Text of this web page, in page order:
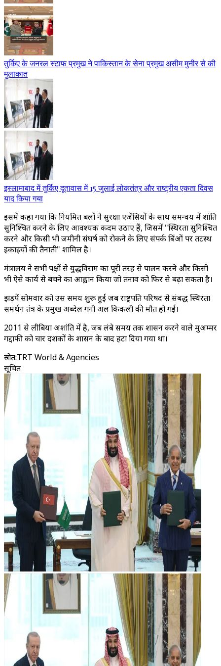
तुर्किए के जनरल स्टाफ प्रमुख ने पाकिस्तान के सेना प्रमुख असीम मुनीर से की
मुलाकात
इस्लामाबाद में तुर्किए दूतावास में 15 जुलाई लोकतंत्र और राष्ट्रीय एकता दिवस
याद किया गया
इसमें कहा गया कि नियमित बलों ने सुरक्षा एजेंसियों के साथ समन्वय में शांति
सुनिश्चित करने के लिए आवश्यक कदम उठाए हैं, जिसमें "स्थिरता सुनिश्चित
करने और किसी भी जमीनी संघर्ष को रोकने के लिए संपर्क बिंदुओं पर तटस्थ
इकाइयों की तैनाती" शामिल है।
मंत्रालय ने सभी पक्षों से युद्धविराम का पूरी तरह से पालन करने और किसी
भी ऐसे कार्य से बचने का आह्वान किया जो तनाव को फिर से बढ़ा सकता है।
झड़पें सोमवार को उस समय शुरू हुईं जब राष्ट्रपति परिषद से संबद्ध स्थिरता
समर्थन तंत्र के प्रमुख अब्देल गनी अल किकली की मौत हो गई।
2011 से लीबिया अशांति में है, जब लंबे समय तक शासन करने वाले मुअम्मर
गद्दाफी को चार दशकों के शासन के बाद हटा दिया गया था।
स्रोत:TRT World & Agencies
सूचित